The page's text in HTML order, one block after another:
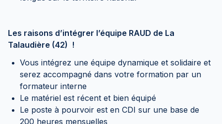
Les raisons d’intégrer l’équipe RAUD de La
Talaudière (42) !
Vous intégrez une équipe dynamique et solidaire et
serez accompagné dans votre formation par un
formateur interne
Le matériel est récent et bien équipé
Le poste à pourvoir est en CDI sur une base de
200 heures mensuelles